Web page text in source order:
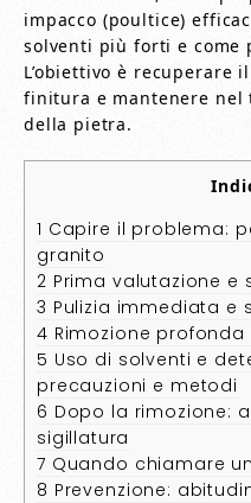
impacco (poultice)
solventi più forti e come
L’obiettivo è recuperare
finitura e mantenere nel
della pietra.
1 Capire il problema:
granito
2 Prima valutazione e
3 Pulizia immediata e
4 Rimozione
5 Uso di solventi e
precauzioni e metodi
6 Dopo la rimozione:
sigillatura
7 Quando chiamare
8 Prevenzione: